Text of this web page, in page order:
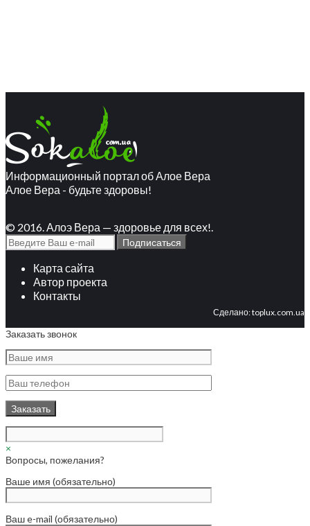
Информационный портал об Алое Вера
Алое Вера - будьте здоровы!
© 2016. Алоэ Вера — здоровье для всех!.
Карта сайта
Автор проекта
Контакты
Сделано:toplux.com.ua
Заказать звонок
×
Вопросы, пожелания?
Ваше имя (обязательно)
Ваш e-mail (обязательно)